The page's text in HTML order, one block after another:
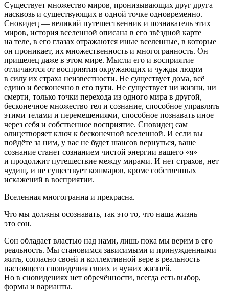
Существует множество миров, пронизывающих друг друга
насквозь и существующих в одной точке одновременно.
Сновидец — великий путешественник и познаватель этих
миров, история вселенной описана в его звёздной карте
на теле, в его глазах отражаются иные вселенные, в которые
он проникает, их множественность и многогранность. Он
пришелец даже в этом мире. Мысли его и восприятие
отличаются от восприятия окружающих и чужды людям
в силу их страха неизвестности. Не существует дома, всё
едино и бесконечно в его пути. Не существует ни жизни, ни
смерти, только точки перехода из одного мира в другой,
бесконечное множество тел и сознание, способное управлять
этими телами и перемещениями, способное познавать иное
через себя и собственное восприятие. Сновидец сам
олицетворяет ключ к бесконечной вселенной. И если вы
пойдёте за ним, у вас не будет шансов вернуться, ваше
сознание станет сознанием чистой энергии вашего «я»
и продолжит путешествие между мирами. И нет страхов, нет
чудищ, и не существует кошмаров, кроме собственных
искажений в восприятии.
Вселенная многогранна и прекрасна.
Что мы должны осознавать, так это то, что наша жизнь —
это сон.
Сон обладает властью над нами, лишь пока мы верим в его
реальность. Мы становимся зависимыми и принужденными
жить, согласно своей и коллективной вере в реальность
настоящего сновидения своих и чужих жизней.
Но в сновидениях нет обречённости, всегда есть выбор,
формы и варианты.